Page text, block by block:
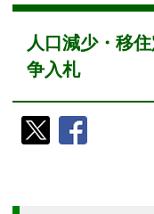
人口減少・移
争入札